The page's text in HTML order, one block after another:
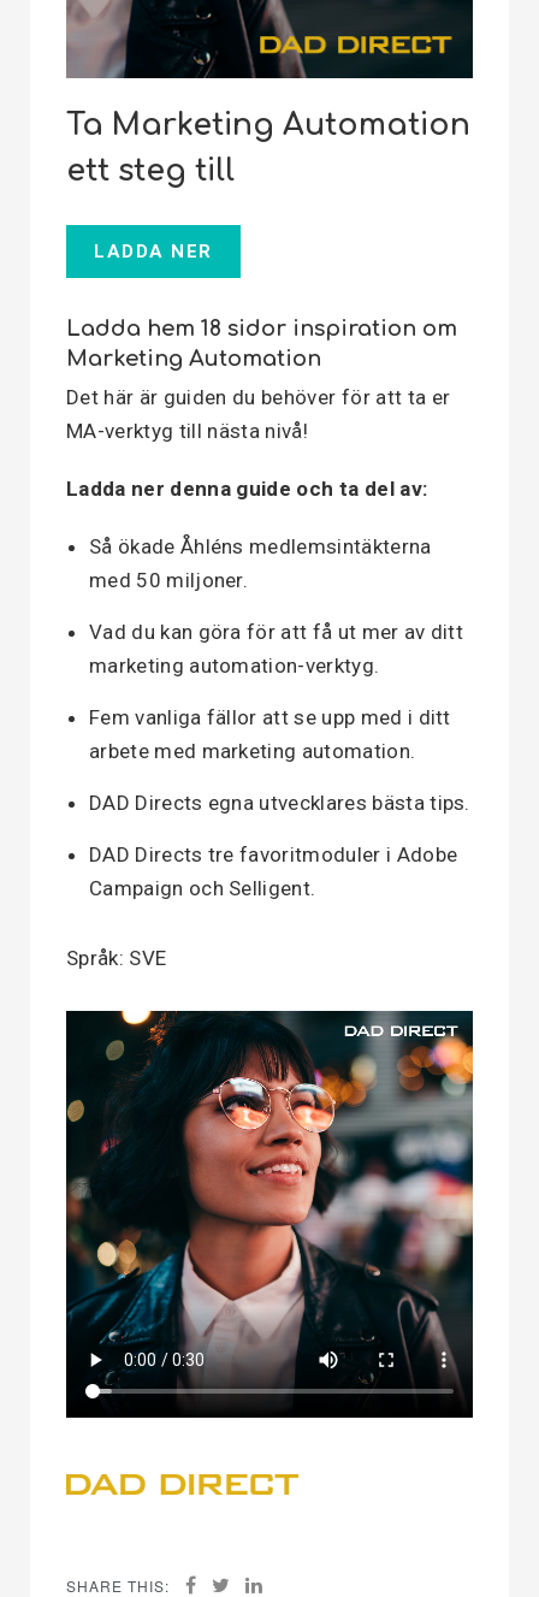
Ta Marketing Automation
ett steg till
LADDA NER
Ladda hem 18 sidor inspiration om
Marketing Automation
Det här är guiden du behöver för att ta er
MA-verktyg till nästa nivå!
Ladda ner denna guide och ta del av:
Så ökade Åhléns medlemsintäkterna
med 50 miljoner.
Vad du kan göra för att få ut mer av ditt
marketing automation-verktyg.
Fem vanliga fällor att se upp med i ditt
arbete med marketing automation.
DAD Directs egna utvecklares bästa tips.
DAD Directs tre favoritmoduler i Adobe
Campaign och Selligent.
Språk: SVE
SHARE THIS: